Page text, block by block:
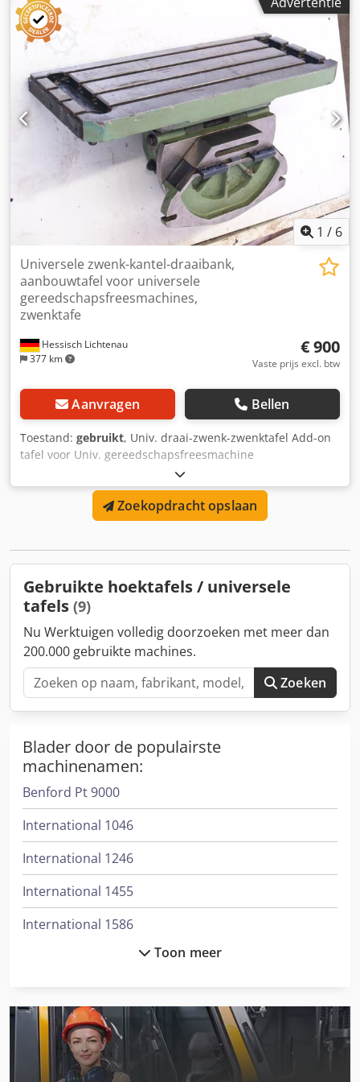
250 mm Groefbreedte: 14 / 24 mm Groefdiepte: 14 / 24 mm
Aantal groeven: 5 Kenmerken: draaibaar, kantelbaar en
zwenkbaar Conditie: goed Gewicht: 230 kg Afmetingen: 700
x 600 x 600 mm
1 / 6
Hessisch Lichtenau
377 km
Universele zwenk-kantel-draaibank,
aanbouwtafel voor universele
gereedschapsfreesmachines,
zwenktafe
€ 900
Vaste prijs excl. btw
Aanvragen Bellen
Toestand: gebruikt, Univ. draai-zwenk-zwenktafel Add-on
tafel voor Univ. gereedschapsfreesmachine
Tafelafmetingen 630 x 250 mm Djdpfx Aksgp T D Noxjwa
Groefbreedte 14 mm Draai- en kantelbaar +/- 30
Zwenkbaar +/-45 - 4x T-groef Gewicht ca. 120 kg
Zoekopdracht opslaan
Gebruikte hoektafels / universele
tafels (9)
Nu Werktuigen volledig doorzoeken met meer dan
200.000 gebruikte machines.
Zoeken
Blader door de populairste
machinenamen:
Benford Pt 9000
International 1046
International 1246
International 1455
International 1586
International 433
International 453
Toon meer